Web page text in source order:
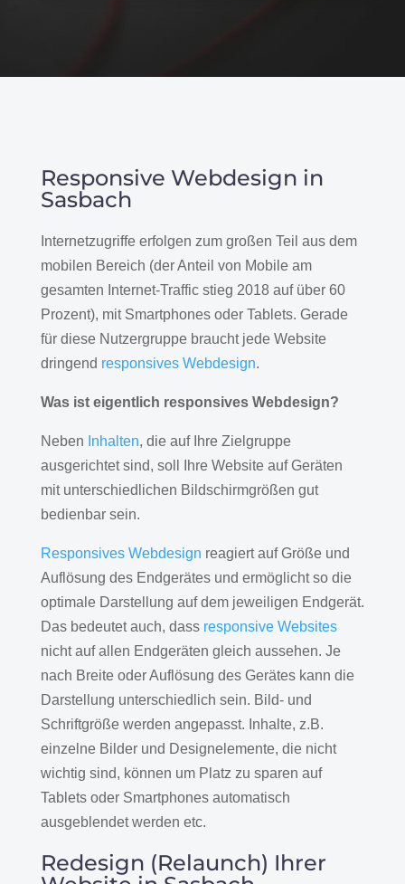
Responsive Webdesign in
Sasbach
Internetzugriffe erfolgen zum großen Teil aus dem
mobilen Bereich (der Anteil von Mobile am
gesamten Internet-Traffic stieg 2018 auf über 60
Prozent), mit Smartphones oder Tablets. Gerade
für diese Nutzergruppe braucht jede Website
dringend responsives Webdesign.
Was ist eigentlich responsives Webdesign?
Neben Inhalten, die auf Ihre Zielgruppe
ausgerichtet sind, soll Ihre Website auf Geräten
mit unterschiedlichen Bildschirmgrößen gut
bedienbar sein.
Responsives Webdesign reagiert auf Größe und
Auflösung des Endgerätes und ermöglicht so die
optimale Darstellung auf dem jeweiligen Endgerät.
Das bedeutet auch, dass responsive Websites
nicht auf allen Endgeräten gleich aussehen. Je
nach Breite oder Auflösung des Gerätes kann die
Darstellung unterschiedlich sein. Bild- und
Schriftgröße werden angepasst. Inhalte, z.B.
einzelne Bilder und Designelemente, die nicht
wichtig sind, können um Platz zu sparen auf
Tablets oder Smartphones automatisch
ausgeblendet werden etc.
Redesign (Relaunch) Ihrer